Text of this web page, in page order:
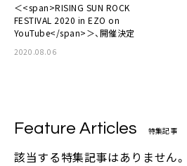
＜<span>RISING SUN ROCK
FESTIVAL 2020 in EZO on
YouTube</span>＞、開催決定
2020.08.06
Feature Articles 特集記事
該当する特集記事はありません。